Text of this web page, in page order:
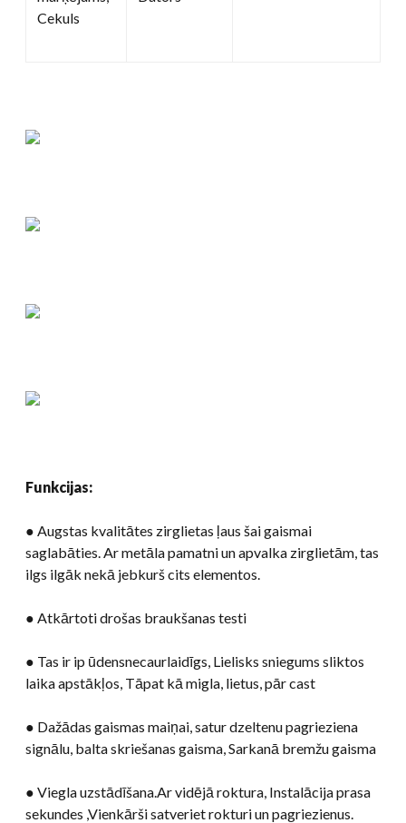
Cekuls
Funkcijas:
● Augstas kvalitātes zirglietas ļaus šai gaismai
saglabāties. Ar metāla pamatni un apvalka zirglietām, tas
ilgs ilgāk nekā jebkurš cits elementos.
● Atkārtoti drošas braukšanas testi
● Tas ir ip ūdensnecaurlaidīgs, Lielisks sniegums sliktos
laika apstākļos, Tāpat kā migla, lietus, pār cast
● Dažādas gaismas maiņai, satur dzeltenu pagrieziena
signālu, balta skriešanas gaisma, Sarkanā bremžu gaisma
● Viegla uzstādīšana.Ar vidējā roktura, Instalācija prasa
sekundes ,Vienkārši satveriet rokturi un pagriezienus.